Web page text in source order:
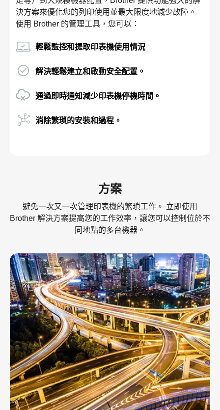
決方案來優化您的列印使用並最大限度地減少故障。
使用 Brother 的管理工具，您可以：
輕鬆監控和提取印表機使用情況
解決輕鬆建立和啟動安全配置。
通過即時通知減少印表機停機時間。
消除繁瑣的安裝和過程。
方案
避免一次又一次管理印表機的繁瑣工作。 立即使用
Brother 解決方案提高您的工作效率，讓您可以控制位於不
同地點的多台機器。